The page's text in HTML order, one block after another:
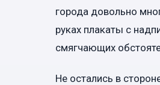
города довольно
руках плакаты с
смягчающих
Не остались в